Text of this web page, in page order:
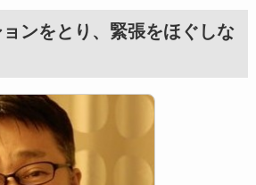
ンをとり、緊張をほぐしな